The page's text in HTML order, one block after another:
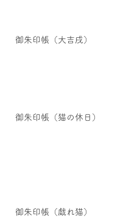
御朱印帳（大吉戌）
御朱印帳（猫の休日）
御朱印帳（戯れ猫）